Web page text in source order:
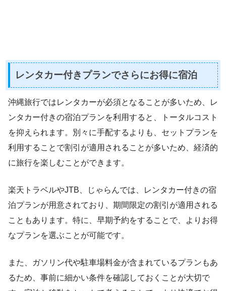
レンタカー付きプランでさらにお得に宿泊
沖縄旅行ではレンタカーが必須となることが多いため、レ
ンタカー付きの宿泊プランを利用すると、トータルコスト
を抑えられます。別々に手配するよりも、セットプランを
利用することで割引が適用されることが多いため、経済的
に旅行を楽しむことができます。
楽天トラベルやJTB、じゃらんでは、レンタカー付きの宿
泊プランが用意されており、期間限定の割引が適用される
こともあります。特に、早期予約をすることで、よりお得
なプランを選ぶことが可能です。
また、ガソリン代や駐車場料金が含まれているプランもあ
るため、事前に細かい条件を確認しておくことが大切で